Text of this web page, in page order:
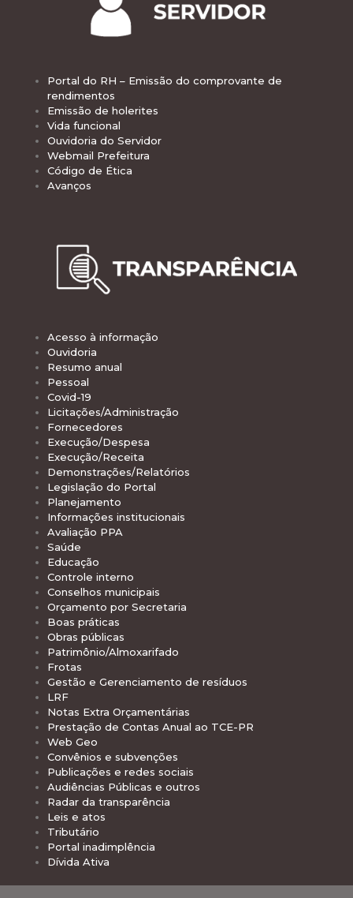
Portal do RH – Emissão do comprovante de
rendimentos
Emissão de holerites
Vida funcional
Ouvidoria do Servidor
Webmail Prefeitura
Código de Ética
Avanços
Acesso à informação
Ouvidoria
Resumo anual
Pessoal
Covid-19
Licitações/Administração
Fornecedores
Execução/Despesa
Execução/Receita
Demonstrações/Relatórios
Legislação do Portal
Planejamento
Informações institucionais
Avaliação PPA
Saúde
Educação
Controle interno
Conselhos municipais
Orçamento por Secretaria
Boas práticas
Obras públicas
Patrimônio/Almoxarifado
Frotas
Gestão e Gerenciamento de resíduos
LRF
Notas Extra Orçamentárias
Prestação de Contas Anual ao TCE-PR
Web Geo
Convênios e subvenções
Publicações e redes sociais
Audiências Públicas e outros
Radar da transparência
Leis e atos
Tributário
Portal inadimplência
Dívida Ativa